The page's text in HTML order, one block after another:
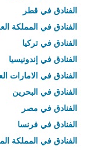
الفنادق في قطر
الفنادق في المملكة
الفنادق في تركيا
الفنادق في إندونيسيا
الفنادق في الامارات
الفنادق في البحرين
الفنادق في مصر
الفنادق في فرنسا
الفنادق في المملكة